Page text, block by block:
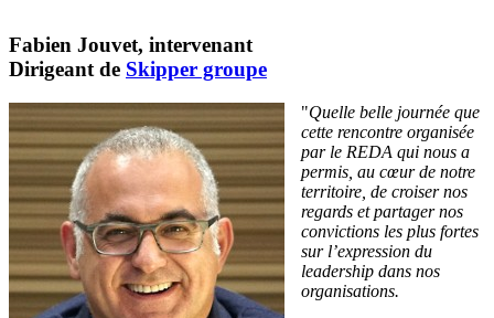
Fabien Jouvet, intervenant
Dirigeant de Skipper groupe
"Quelle belle journée que
cette rencontre organisée
par le REDA qui nous a
permis, au cœur de notre
territoire, de croiser nos
regards et partager nos
convictions les plus fortes
sur l’expression du
leadership dans nos
organisations.